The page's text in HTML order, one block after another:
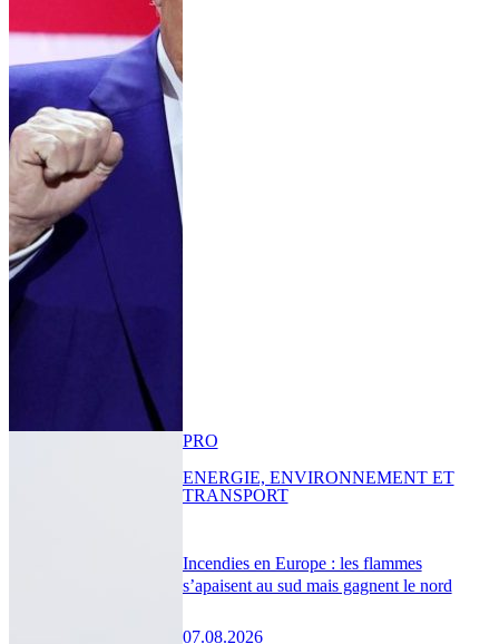
Incendies en Europe : les flammes
s’apaisent au sud mais gagnent le nord
07.08.2026
PRO
ENERGIE, ENVIRONNEMENT ET
TRANSPORT